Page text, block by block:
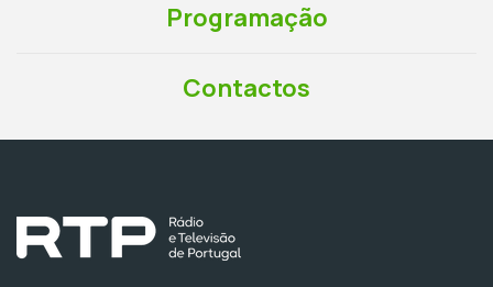
Programação
Contactos